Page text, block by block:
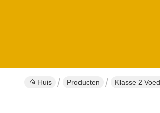
Huis Producten Klasse 2